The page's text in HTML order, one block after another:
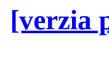
[verzia